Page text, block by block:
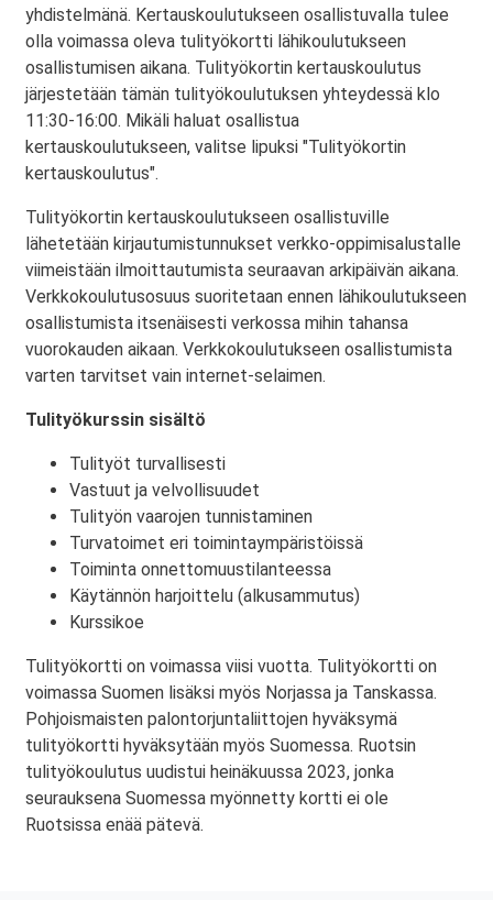
yhdistelmänä. Kertauskoulutukseen osallistuvalla tulee
olla voimassa oleva tulityökortti lähikoulutukseen
osallistumisen aikana. Tulityökortin kertauskoulutus
järjestetään tämän tulityökoulutuksen yhteydessä klo
11:30-16:00. Mikäli haluat osallistua
kertauskoulutukseen, valitse lipuksi "Tulityökortin
kertauskoulutus".
Tulityökortin kertauskoulutukseen osallistuville
lähetetään kirjautumistunnukset verkko-oppimisalustalle
viimeistään ilmoittautumista seuraavan arkipäivän aikana.
Verkkokoulutusosuus suoritetaan ennen lähikoulutukseen
osallistumista itsenäisesti verkossa mihin tahansa
vuorokauden aikaan. Verkkokoulutukseen osallistumista
varten tarvitset vain internet-selaimen.
Tulityökurssin sisältö
Tulityöt turvallisesti
Vastuut ja velvollisuudet
Tulityön vaarojen tunnistaminen
Turvatoimet eri toimintaympäristöissä
Toiminta onnettomuustilanteessa
Käytännön harjoittelu (alkusammutus)
Kurssikoe
Tulityökortti on voimassa viisi vuotta. Tulityökortti on
voimassa Suomen lisäksi myös Norjassa ja Tanskassa.
Pohjoismaisten palontorjuntaliittojen hyväksymä
tulityökortti hyväksytään myös Suomessa. Ruotsin
tulityökoulutus uudistui heinäkuussa 2023, jonka
seurauksena Suomessa myönnetty kortti ei ole
Ruotsissa enää pätevä.